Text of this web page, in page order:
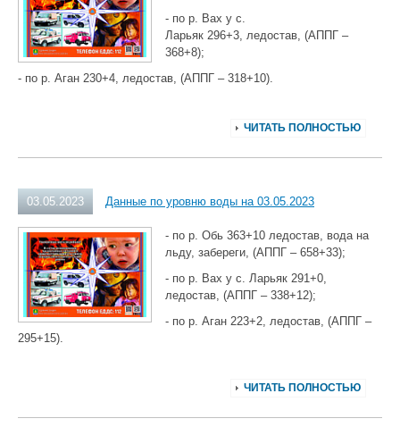
- по р. Вах у с.
Ларьяк 296+3, ледостав, (АППГ –
368+8);
- по р. Аган 230+4, ледостав, (АППГ – 318+10).
ЧИТАТЬ ПОЛНОСТЬЮ
03.05.2023 Данные по уровню воды на 03.05.2023
- по р. Обь 363+10 ледостав, вода на
льду, забереги, (АППГ – 658+33);
- по р. Вах у с. Ларьяк 291+0,
ледостав, (АППГ – 338+12);
- по р. Аган 223+2, ледостав, (АППГ –
295+15).
ЧИТАТЬ ПОЛНОСТЬЮ